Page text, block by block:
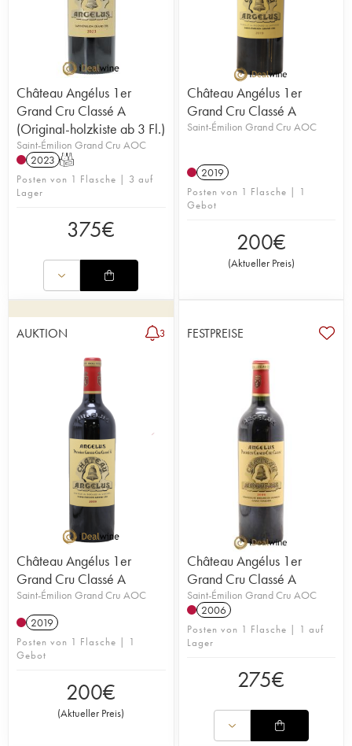
Château Angélus 1er
Grand Cru Classé A
(Original-holzkiste ab 3 Fl.)
Saint-Émilion Grand Cru AOC
2023 T
Posten von 1 Flasche | 3 auf
Lager
375€
Château Angélus 1er
Grand Cru Classé A
Saint-Émilion Grand Cru AOC
2019
Posten von 1 Flasche | 1
Gebot
200€
(Aktueller Preis)
AUKTION 3
Château Angélus 1er
Grand Cru Classé A
Saint-Émilion Grand Cru AOC
2019
Posten von 1 Flasche | 1
Gebot
200€
(Aktueller Preis)
FESTPREISE
Château Angélus 1er
Grand Cru Classé A
Saint-Émilion Grand Cru AOC
2006
Posten von 1 Flasche | 1 auf
Lager
275€